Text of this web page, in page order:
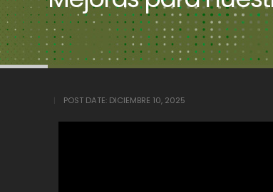
POST DATE: DICIEMBRE 10, 2025